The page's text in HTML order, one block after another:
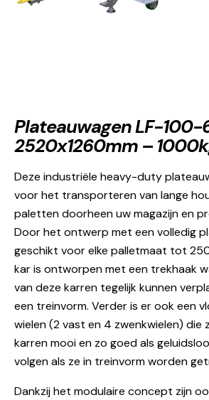
Plateauwagen LF-100-
2520x1260mm –
Deze industriële heavy-duty
voor het transporteren van lange
paletten doorheen uw magazijn en
Door het ontwerp met een volledig
geschikt voor elke palletmaat tot
kar is ontworpen met een trekhaak
van deze karren tegelijk kunnen
een treinvorm. Verder is er ook een
wielen (2 vast en 4 zwenkwielen) die
karren mooi en zo goed als
volgen als ze in treinvorm worden
Dankzij het modulaire concept zijn